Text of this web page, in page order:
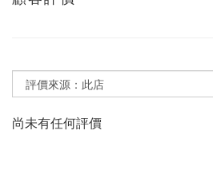
尚未有任何評價